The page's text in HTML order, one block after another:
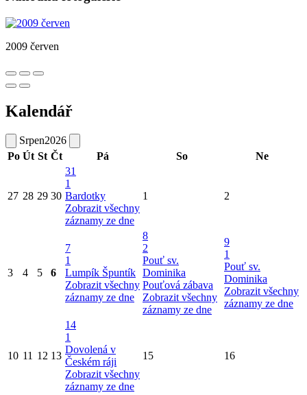
2009 červen
Kalendář
Srpen2026
Po Út St Čt Pá So Ne
27 28 29 30
31
1
Bardotky
Zobrazit všechny
záznamy ze dne
1 2
3 4 5 6
7
1
Lumpík Špuntík
Zobrazit všechny
záznamy ze dne
8
2
Pouť sv.
Dominika
Pouťová zábava
Zobrazit všechny
záznamy ze dne
9
1
Pouť sv.
Dominika
Zobrazit všechny
záznamy ze dne
10 11 12 13
14
1
Dovolená v
Českém ráji
Zobrazit všechny
záznamy ze dne
15 16